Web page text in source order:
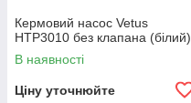
Кермовий насос Vetus
HTP3010 без клапана (білий)
В наявності
Ціну уточнюйте